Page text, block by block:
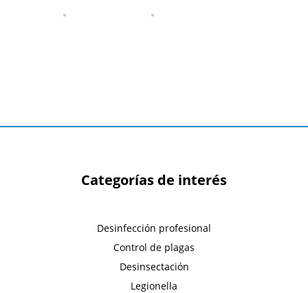
Categorías de interés
Desinfección profesional
Control de plagas
Desinsectación
Legionella